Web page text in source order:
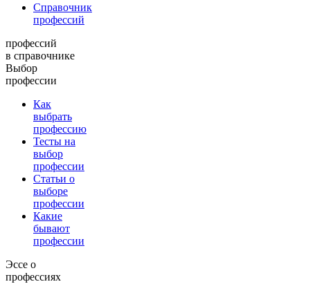
Справочник
профессий
профессий
в справочнике
Выбор
профессии
Как
выбрать
профессию
Тесты на
выбор
профессии
Статьи о
выборе
профессии
Какие
бывают
профессии
Эссе о
профессиях